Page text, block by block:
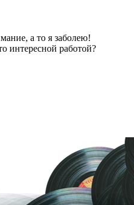
а то я заболею!
интересной работой?